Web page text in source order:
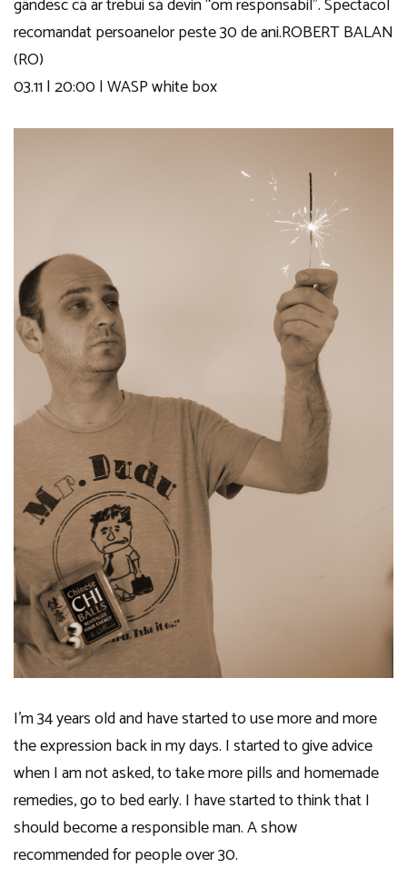
gândesc că ar trebui să devin “om responsabil”. Spectacol
recomandat persoanelor peste 30 de ani.ROBERT BALAN
(RO)
03.11 | 20:00 | WASP white box
I’m 34 years old and have started to use more and more
the expression back in my days. I started to give advice
when I am not asked, to take more pills and homemade
remedies, go to bed early. I have started to think that I
should become a responsible man. A show
recommended for people over 30.